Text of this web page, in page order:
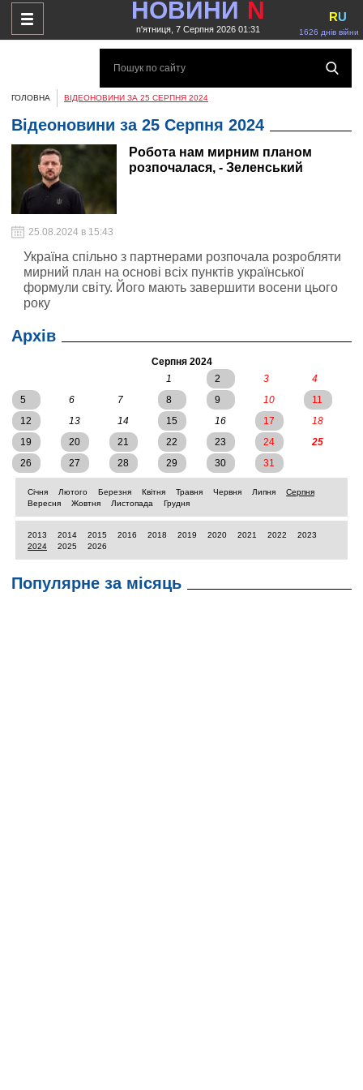
НОВИНИ N
п'ятниця, 7 Серпня 2026 01:31 1626 днів війни
RU
ГОЛОВНА ВІДЕОНОВИНИ ЗА 25 СЕРПНЯ 2024
Відеоновини за 25 Серпня 2024
Робота нам мирним планом
розпочалася, - Зеленський
25.08.2024 в 15:43
Україна спільно з партнерами розпочала розробляти
мирний план на основі всіх пунктів української
формули світу. Його мають завершити восени цього
року
Архів
Серпня 2024
1
2 3
4
5
6 7 8 9 10
11
12
13 14 15 16 17
18
19
20 21 22 23 24
25
26
27 28 29 30 31
Січня Лютого Березня Квітня Травня Червня Липня
Серпня
Вересня
Жовтня Листопада Грудня
2013 2014 2015 2016 2018 2019 2020 2021 2022
2023
2024
2025 2026
Популярне за місяць